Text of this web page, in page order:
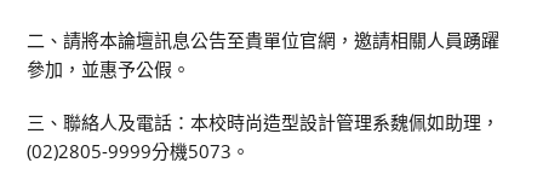
二、請將本論壇訊息公告至貴單位官網，邀請相關人員踴躍
參加，並惠予公假。
三、聯絡人及電話：本校時尚造型設計管理系魏佩如助理，
(02)2805-9999分機5073。